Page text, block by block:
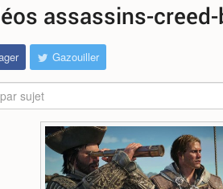
assassins-
Gazouiller
sujet